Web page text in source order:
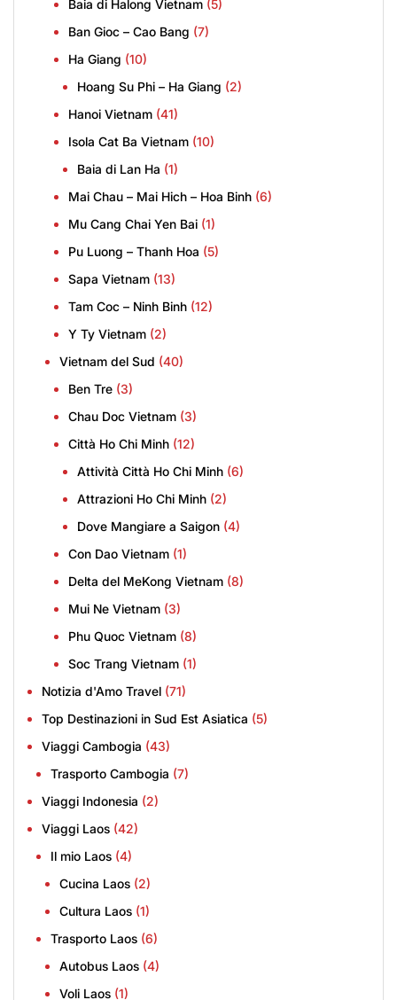
Baia di Halong Vietnam (5)
Ban Gioc – Cao Bang (7)
Ha Giang (10)
Hoang Su Phi – Ha Giang (2)
Hanoi Vietnam (41)
Isola Cat Ba Vietnam (10)
Baia di Lan Ha (1)
Mai Chau – Mai Hich – Hoa Binh (6)
Mu Cang Chai Yen Bai (1)
Pu Luong – Thanh Hoa (5)
Sapa Vietnam (13)
Tam Coc – Ninh Binh (12)
Y Ty Vietnam (2)
Vietnam del Sud (40)
Ben Tre (3)
Chau Doc Vietnam (3)
Città Ho Chi Minh (12)
Attività Città Ho Chi Minh (6)
Attrazioni Ho Chi Minh (2)
Dove Mangiare a Saigon (4)
Con Dao Vietnam (1)
Delta del MeKong Vietnam (8)
Mui Ne Vietnam (3)
Phu Quoc Vietnam (8)
Soc Trang Vietnam (1)
Notizia d'Amo Travel (71)
Top Destinazioni in Sud Est Asiatica (5)
Viaggi Cambogia (43)
Trasporto Cambogia (7)
Viaggi Indonesia (2)
Viaggi Laos (42)
Il mio Laos (4)
Cucina Laos (2)
Cultura Laos (1)
Trasporto Laos (6)
Autobus Laos (4)
Voli Laos (1)